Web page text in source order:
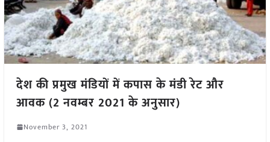
देश की प्रमुख मंडियों में कपास के मंडी रेट और
आवक (2 नवम्बर 2021 के अनुसार)
November 3, 2021